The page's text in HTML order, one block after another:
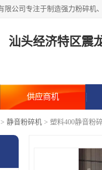
汕头经济特区震
供应商机
> 静音粉碎机 > 塑料400静音粉